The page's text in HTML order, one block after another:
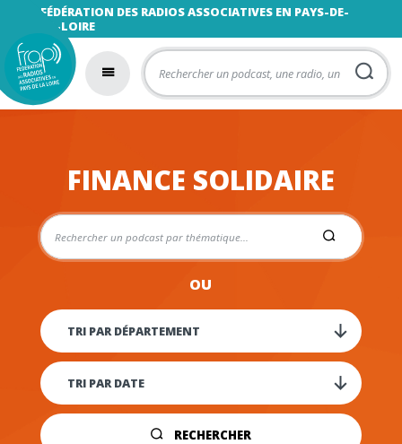
FÉDÉRATION DES RADIOS ASSOCIATIVES EN PAYS-DE-
LA-LOIRE
FINANCE SOLIDAIRE
OU
RECHERCHER